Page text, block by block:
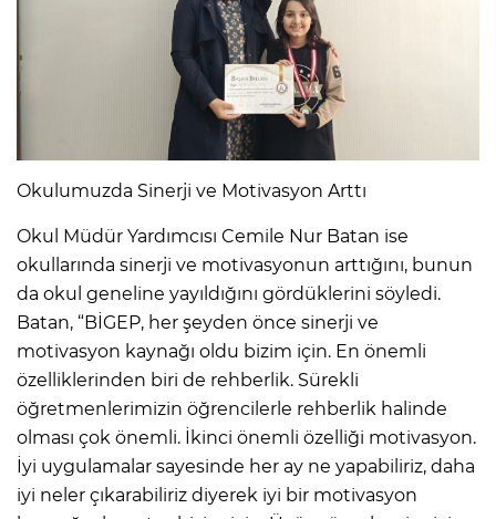
Okulumuzda Sinerji ve Motivasyon Arttı
Okul Müdür Yardımcısı Cemile Nur Batan ise
okullarında sinerji ve motivasyonun arttığını, bunun
da okul geneline yayıldığını gördüklerini söyledi.
Batan, “BİGEP, her şeyden önce sinerji ve
motivasyon kaynağı oldu bizim için. En önemli
özelliklerinden biri de rehberlik. Sürekli
öğretmenlerimizin öğrencilerle rehberlik halinde
olması çok önemli. İkinci önemli özelliği motivasyon.
İyi uygulamalar sayesinde her ay ne yapabiliriz, daha
iyi neler çıkarabiliriz diyerek iyi bir motivasyon